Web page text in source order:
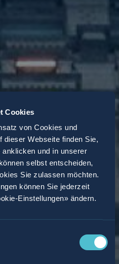
Cookies
von Cookies und
dieser Webseite finden Sie,
und in unserer
selbst entscheiden,
Sie zulassen möchten.
können Sie jederzeit
Einstellungen» ändern.